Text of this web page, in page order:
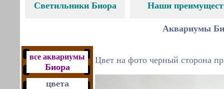
Светильники Биора Наши
Аквариумы
все аквариумы
Биора
цвета
Цвет на фото черный сторона